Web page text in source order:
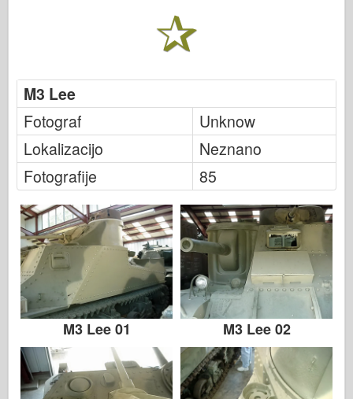
Meng Model
Tamiya
Tristar
Trobentač
Zvezda
Albumi-Fotografije
Sprehod okoli
Knjige
Stik
le Journal
Kompleti
M3 Lee
Fotograf
Unknow
Lokalizacijo
Neznano
Fotografije
85
M3 Lee 01 M3 Lee 02